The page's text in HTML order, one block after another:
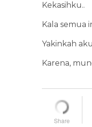
Kekasihku..
Kala semua
Yakinkah
Karena,